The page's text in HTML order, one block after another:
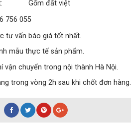
Gốm đất việt
756 055
tư vấn báo giá tốt nhất.
mẫu thực tế sản phẩm.
vận chuyển trong nội thành Hà Nội.
trong vòng 2h sau khi chốt đơn hàng.